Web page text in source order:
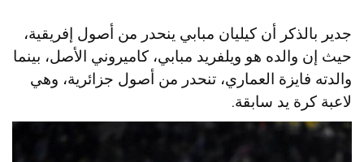
جدير بالذكر أن كيليان مبابي ينحدر من أصول إفريقية،
حيث إن والده هو ويلفريد مبابي، كاميروني الأصل، بينما
والدته فايزة العماري، تنحدر من أصول جزائرية، وهي
لاعبة كرة يد سابقة.